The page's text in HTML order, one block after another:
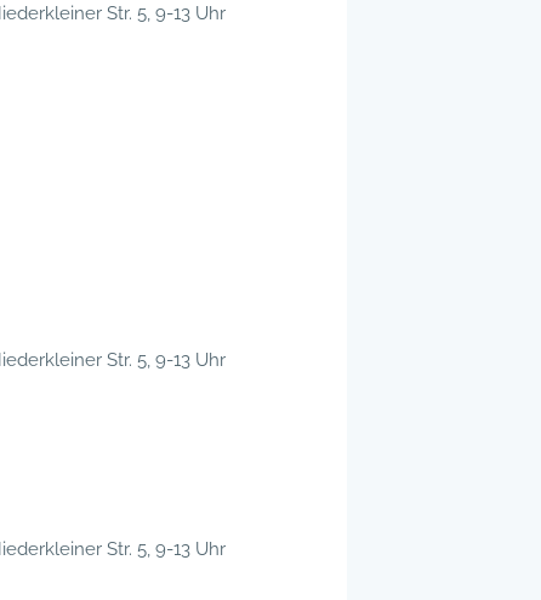
Str. 5, 9-13 Uhr
Str. 5, 9-13 Uhr
Str. 5, 9-13 Uhr